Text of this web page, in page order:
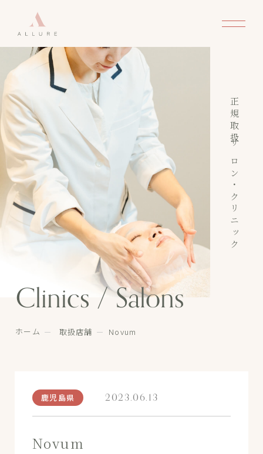
正規取扱サロン・クリニック
Clinics / Salons
ホーム 取扱店舗 Novum
鹿児島県 2023.06.13
Novum